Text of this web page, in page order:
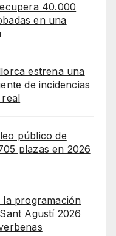
40.000
en una
estrena una
de incidencias
real
público de
plazas en 2026
la programación
Agustí 2026